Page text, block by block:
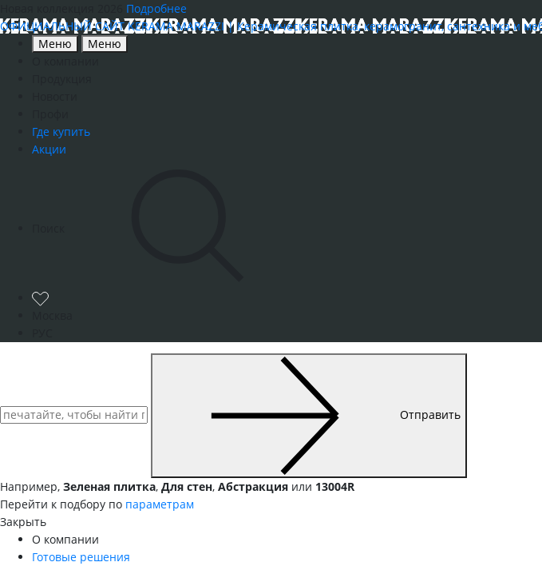
Подробнее
ОФИЦИАЛЬНЫЙ САЙТ KERAMA MARAZZI | Керамическая плитка, керамогранит, сантехника и
Меню
Меню
Где купить
Акции
Отправить
Например, Зеленая плитка, Для стен, Абстракция или 13004R
Перейти к подбору по параметрам
Закрыть
О компании
Готовые решения